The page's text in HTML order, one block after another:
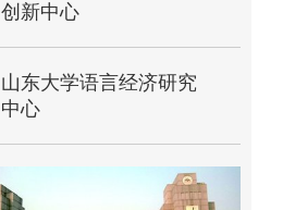
创新中心
山东大学语言经济研究
中心